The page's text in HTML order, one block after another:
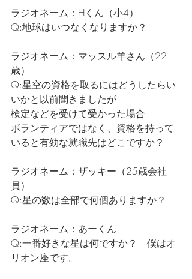
ラジオネーム：Hくん（小4）
Q:地球はいつなくなりますか？
ラジオネーム：マッスル羊さん（22
歳）
Q:星空の資格を取るにはどうしたらい
いかと以前聞きましたが
検定などを受けて受かった場合
ボランティアではなく、資格を持って
いると有効な就職先はどこですか？
ラジオネーム：ザッキー（25歳会社
員）
Q:星の数は全部で何個ありますか？
ラジオネーム：あーくん
Q:一番好きな星は何ですか？　僕はオ
リオン座です。